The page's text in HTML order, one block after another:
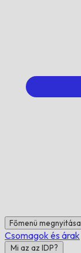
Főmenü megnyitása
Csomagok és árak
Mi az az IDP?